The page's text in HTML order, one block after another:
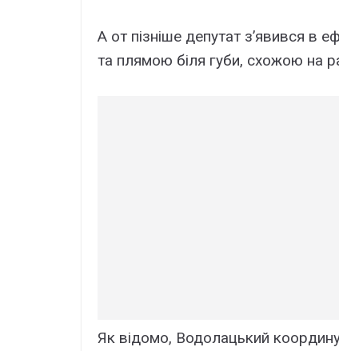
А от пізніше депутат з’явився в
та плямою біля губи, схожою на
Як відомо, Водолацький